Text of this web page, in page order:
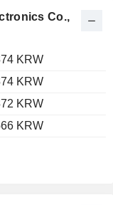
Co.,
KRW
KRW
KRW
KRW